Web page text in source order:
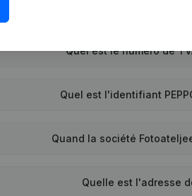
Quel est le numéro de
Quel est l'identifiant
Quand la société
Quelle est l'adresse